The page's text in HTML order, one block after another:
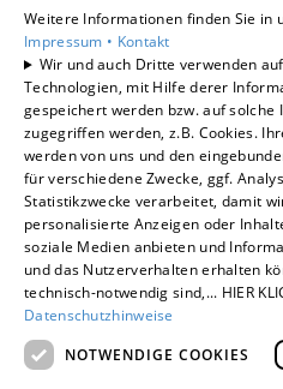
Gewerbekunden
Karriere
Unternehmen
Kontakt
Weitere Informationen finden Sie in
Impressum • Kontakt
Wir und auch Dritte verwenden
Technologien, mit Hilfe derer
gespeichert werden bzw. auf
zugegriffen werden, z.B. Cookies.
werden von uns und den
für verschiedene Zwecke, ggf.
Statistikzwecke verarbeitet, damit
personalisierte Anzeigen oder
soziale Medien anbieten und
und das Nutzerverhalten erhalten
technisch-notwendig sind,... HIER
Datenschutzhinweise
NOTWENDIGE COOKIES